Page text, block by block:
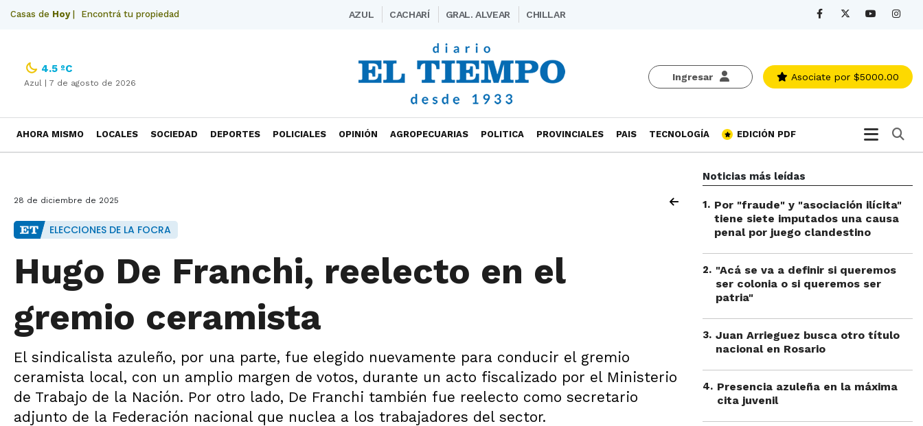
Casas de Hoy| Encontrá tu propiedad AZUL CACHARÍ GRAL. ALVEAR CHILLAR
Ingresar Asociate por $5000.00
4.5 ºC
Azul | 7 de agosto de 2026
AHORA MISMO LOCALES SOCIEDAD DEPORTES POLICIALES OPINIÓN AGROPECUARIAS POLITICA PROVINCIALES PAIS TECNOLOGÍA EDICIÓN PDF
28 de diciembre de 2025
ELECCIONES DE LA FOCRA
Hugo De Franchi, reelecto en el
gremio ceramista
El sindicalista azuleño, por una parte, fue elegido nuevamente para conducir el gremio
ceramista local, con un amplio margen de votos, durante un acto fiscalizado por el Ministerio
de Trabajo de la Nación. Por otro lado, De Franchi también fue reelecto como secretario
adjunto de la Federación nacional que nuclea a los trabajadores del sector.
Noticias más leídas
1. Por "fraude" y "asociación ilícita"
tiene siete imputados una causa
penal por juego clandestino
2. "Acá se va a definir si queremos
ser colonia o si queremos ser
patria"
3. Juan Arrieguez busca otro título
nacional en Rosario
4. Presencia azuleña en la máxima
cita juvenil